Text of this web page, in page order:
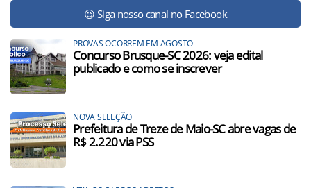
😉 Siga nosso canal no Facebook
PROVAS OCORREM EM AGOSTO
Concurso Brusque-SC 2026: veja edital
publicado e como se inscrever
NOVA SELEÇÃO
Prefeitura de Treze de Maio-SC abre vagas de
R$ 2.220 via PSS